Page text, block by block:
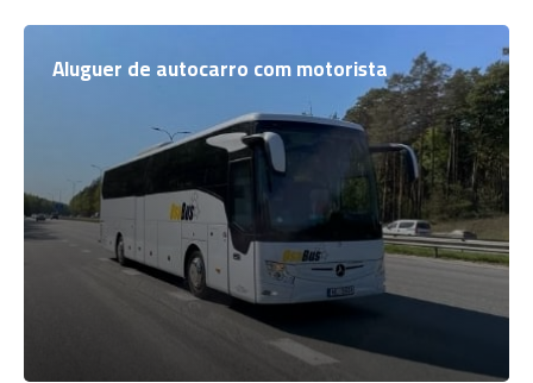
Aluguer de autocarro com motorista